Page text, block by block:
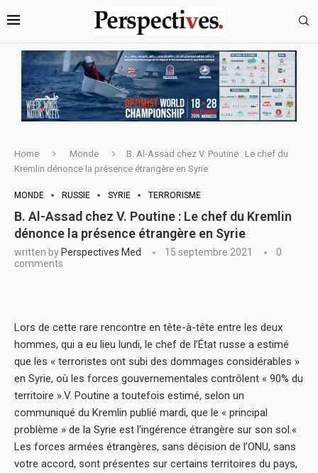
Home Monde
B. Al-Assad chez V. Poutine : Le chef du
Kremlin dénonce la présence étrangère en Syrie
MONDE RUSSIE SYRIE TERRORISME
B. Al-Assad chez V. Poutine : Le chef du Kremlin
dénonce la présence étrangère en Syrie
written by Perspectives Med 15 septembre 2021
0
comments
Lors de cette rare rencontre en tête-à-tête entre les deux
hommes, qui a eu lieu lundi, le chef de l’État russe a estimé
que les « terroristes ont subi des dommages considérables »
en Syrie, où les forces gouvernementales contrôlent « 90% du
territoire ».V. Poutine a toutefois estimé, selon un
communiqué du Kremlin publié mardi, que le « principal
problème » de la Syrie est l’ingérence étrangère sur son sol.«
Les forces armées étrangères, sans décision de l’ONU, sans
votre accord, sont présentes sur certains territoires du pays,